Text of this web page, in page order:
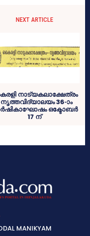
NEXT ARTICLE
നാട്യകലാക്ഷേത്രം
36-ാം
ഒക്ടോബര്‍
17 ന്
MANIKYAM